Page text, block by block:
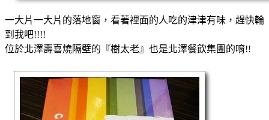
一大片一大片的落地窗，看著裡面的人吃的津津有味，趕快輪
到我吧!!!!
位於北澤壽喜燒隔壁的『樹太老』也是北澤餐飲集團的唷!!